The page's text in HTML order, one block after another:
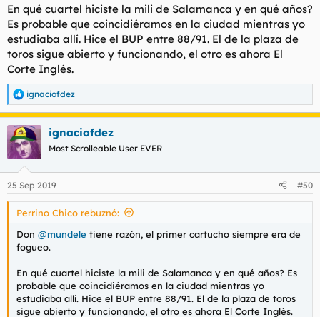
En qué cuartel hiciste la mili de Salamanca y en qué años?
Es probable que coincidiéramos en la ciudad mientras yo
estudiaba allí. Hice el BUP entre 88/91. El de la plaza de
toros sigue abierto y funcionando, el otro es ahora El
Corte Inglés.
R
e
a
c
c
i
e
s
ignaciofdez
ignaciofdez
Most Scrolleable User EVER
25 Sep 2019 #50
Perrino Chico rebuznó:
Don @mundele tiene razón, el primer cartucho siempre era de
fogueo.
En qué cuartel hiciste la mili de Salamanca y en qué años? Es
probable que coincidiéramos en la ciudad mientras yo
estudiaba allí. Hice el BUP entre 88/91. El de la plaza de toros
sigue abierto y funcionando, el otro es ahora El Corte Inglés.